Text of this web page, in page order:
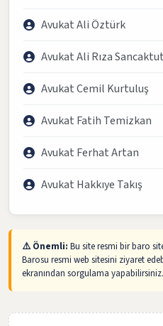
Avukat Ali Öztürk
Avukat Ali Rıza
Avukat Cemil Kurtuluş
Avukat Fatih Temizkan
Avukat Ferhat Artan
Avukat Hakkıye Takış
⚠️ Önemli: Bu site resmi bir baro
Barosu resmi web sitesini ziyaret
ekranından sorgulama yapabilirsiniz.